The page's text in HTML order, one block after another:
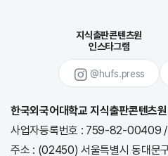
지식출판콘텐츠원
인스타그램
@hufs.press
한국외국어대학교 지식출판콘텐츠원
사업자등록번호 : 759-82-00409/
주소 : (02450) 서울특별시 동대문